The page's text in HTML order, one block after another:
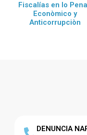
Fiscalías en lo
Econòmico y
Anticorrupciòn
DENUNCIA